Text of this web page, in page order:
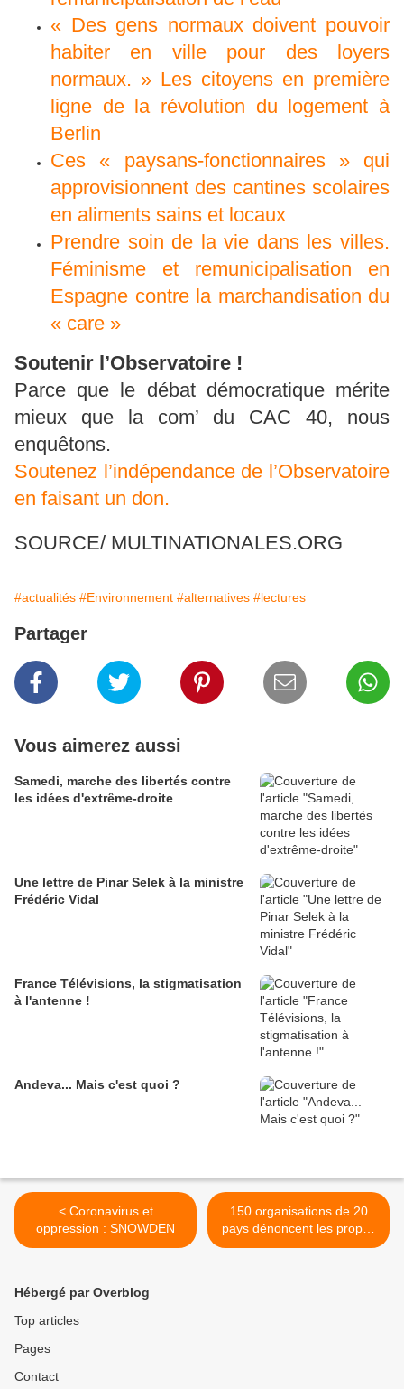
« Des gens normaux doivent pouvoir
habiter en ville pour des loyers
normaux. » Les citoyens en première
ligne de la révolution du logement à
Berlin
Ces « paysans-fonctionnaires » qui
approvisionnent des cantines scolaires
en aliments sains et locaux
Prendre soin de la vie dans les villes.
Féminisme et remunicipalisation en
Espagne contre la marchandisation du
« care »
Soutenir l’Observatoire !
Parce que le débat démocratique mérite
mieux que la com’ du CAC 40, nous
enquêtons.
Soutenez l’indépendance de l’Observatoire
en faisant un don.
SOURCE/ MULTINATIONALES.ORG
#actualités #Environnement #alternatives #lectures
Partager
Vous aimerez aussi
Samedi, marche des libertés contre
les idées d'extrême-droite
Une lettre de Pinar Selek à la ministre
Frédéric Vidal
France Télévisions, la stigmatisation
à l'antenne !
Andeva... Mais c'est quoi ?
< Coronavirus et
oppression : SNOWDEN
150 organisations de 20
pays dénoncent les propos
du CRIF Midi-Pyrénées >
Hébergé par Overblog
Top articles
Pages
Contact